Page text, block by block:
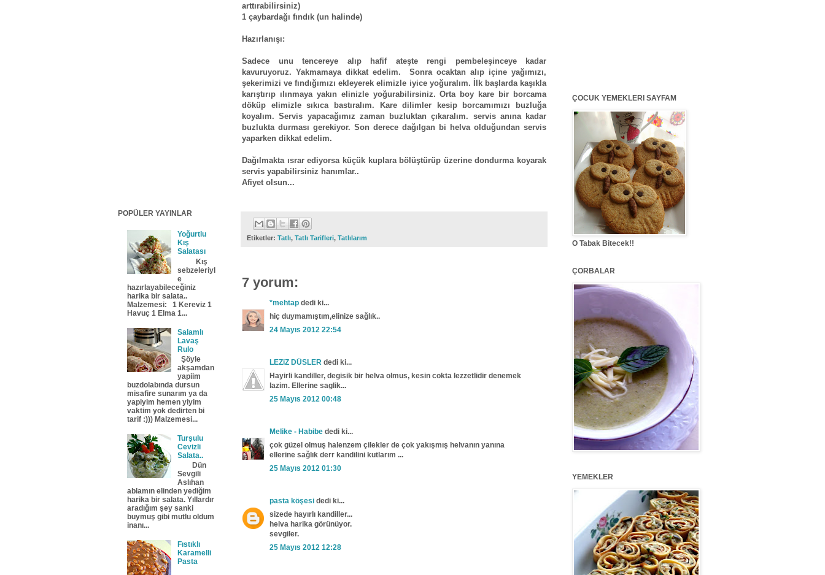
arttırabilirsiniz)
1 çaybardağı fındık (un halinde)
Hazırlanışı:
Sadece unu tencereye alıp hafif ateşte rengi pembeleşinceye kadar
kavuruyoruz. Yakmamaya dikkat edelim. Sonra ocaktan alıp içine yağımızı,
şekerimizi ve fındığımızı ekleyerek elimizle iyice yoğuralım. İlk başlarda kaşıkla
karıştırıp ılınmaya yakın elinizle yoğurabilirsiniz. Orta boy kare bir borcama
döküp elimizle sıkıca bastıralım. Kare dilimler kesip borcamımızı buzluğa
koyalım. Servis yapacağımız zaman buzluktan çıkaralım. servis anına kadar
buzlukta durması gerekiyor. Son derece dağılgan bi helva olduğundan servis
yaparken dikkat edelim.
Dağılmakta ısrar ediyorsa küçük kuplara bölüştürüp üzerine dondurma koyarak
servis yapabilirsiniz hanımlar..
Afiyet olsun...
Etiketler: Tatlı, Tatlı Tarifleri, Tatlılarım
7 yorum:
*mehtap dedi ki...
hiç duymamıştım,elinize sağlık..
24 Mayıs 2012 22:54
LEZiZ DÜSLER dedi ki...
Hayirli kandiller, degisik bir helva olmus, kesin cokta lezzetlidir denemek
lazim. Ellerine saglik...
25 Mayıs 2012 00:48
Melike - Habibe dedi ki...
çok güzel olmuş halenzem çilekler de çok yakışmış helvanın yanına
ellerine sağlık derr kandilini kutlarım ...
25 Mayıs 2012 01:30
pasta köşesi dedi ki...
sizede hayırlı kandiller...
helva harika görünüyor.
sevgiler.
25 Mayıs 2012 12:28
POPÜLER YAYINLAR
Yoğurtlu
Kış
Salatası
Kış
sebzeleriyl
e
hazırlayabileceğiniz
harika bir salata..
Malzemesi: 1 Kereviz 1
Havuç 1 Elma 1...
Salamlı
Lavaş
Rulo
Şöyle
akşamdan
yapiim
buzdolabında dursun
misafire sunarım ya da
yapiyim hemen yiyim
vaktim yok dedirten bi
tarif :))) Malzemesi...
Turşulu
Cevizli
Salata..
Dün
Sevgili
Aslıhan
ablamın elinden yediğim
harika bir salata. Yıllardır
aradığım şey sanki
buymuş gibi mutlu oldum
inanı...
Fıstıklı
Karamelli
Pasta
ÇOCUK YEMEKLERI SAYFAM
O Tabak Bitecek!!
ÇORBALAR
YEMEKLER